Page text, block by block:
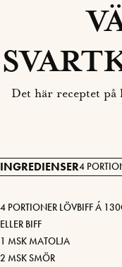
Det här receptet
INGREDIENSER4
4 PORTIONER LÖVBIFF Á
ELLER BIFF
1 MSK MATOLJA
2 MSK SMÖR